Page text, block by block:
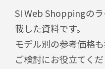
SI Web Shoppingの
載した資料です。
モデル別の参考価格も
ご検討にお役立てくだ